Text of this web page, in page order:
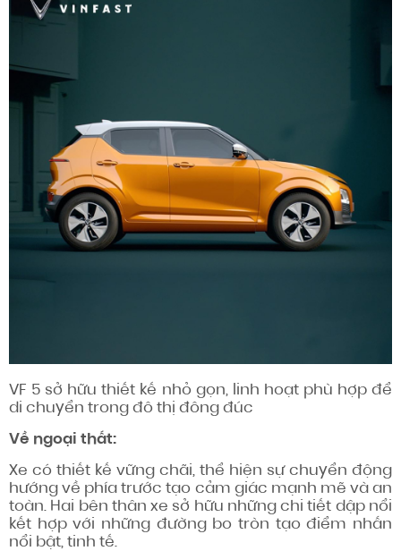
VF 5 sở hữu thiết kế nhỏ gọn, linh hoạt phù hợp để
di chuyển trong đô thị đông đúc
Về ngoại thất:
Xe có thiết kế vững chãi, thể hiện sự chuyển động
hướng về phía trước tạo cảm giác mạnh mẽ và an
toàn. Hai bên thân xe sở hữu những chi tiết dập nổi
kết hợp với những đường bo tròn tạo điểm nhấn
nổi bật, tinh tế.